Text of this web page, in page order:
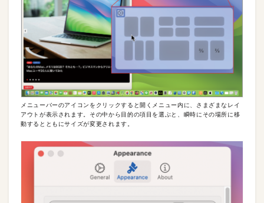
メニューバーのアイコンをクリックすると開くメニュー内に、さまざまなレイ
アウトが表示されます。その中から目的の項目を選ぶと、瞬時にその場所に移
動するとともにサイズが変更されます。